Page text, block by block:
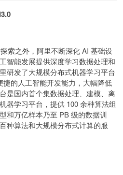
索之外，阿里不断深化 AI 基础设
智能发展提供深度学习数据处理和
研发了大规模分布式机器学习平台
捷的人工智能开发能力，大幅降低
是国内首个集数据处理、建模、离
器学习平台，提供 100 余种算法组
和万亿样本乃至 PB 级的数据训
种算法和大规模分布式计算的服